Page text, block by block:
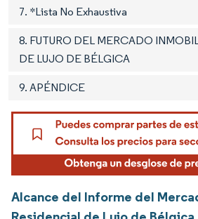
7. *Lista No Exhaustiva
8. FUTURO DEL MERCADO
DE LUJO DE BÉLGICA
9. APÉNDICE
Alcance del Informe del